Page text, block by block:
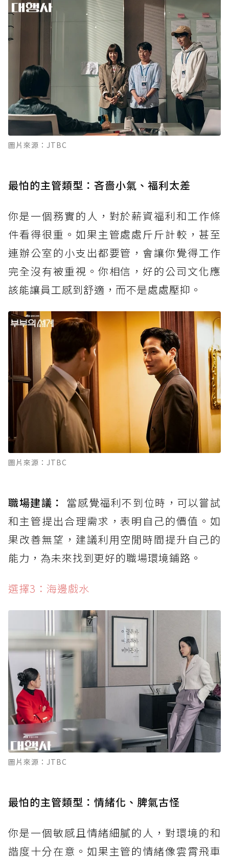
圖片來源：JTBC
最怕的主管類型：吝嗇小氣、福利太差
你是一個務實的人，對於薪資福利和工作條
件看得很重。如果主管處處斤斤計較，甚至
連辦公室的小支出都要管，會讓你覺得工作
完全沒有被重視。你相信，好的公司文化應
該能讓員工感到舒適，而不是處處壓抑。
圖片來源：JTBC
職場建議： 當感覺福利不到位時，可以嘗試
和主管提出合理需求，表明自己的價值。如
果改善無望，建議利用空閒時間提升自己的
能力，為未來找到更好的職場環境鋪路。
選擇3：海邊戲水
圖片來源：JTBC
最怕的主管類型：情緒化、脾氣古怪
你是一個敏感且情緒細膩的人，對環境的和
諧度十分在意。如果主管的情緒像雲霄飛車